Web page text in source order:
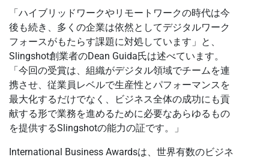
「ハイブリッドワークやリモートワークの時代は今
後も続き、多くの企業は依然としてデジタルワーク
フォースがもたらす課題に対処しています」と、
Slingshot創業者のDean Guida氏は述べています。
「今回の受賞は、組織がデジタル領域でチームを連
携させ、従業員レベルで生産性とパフォーマンスを
最大化するだけでなく、ビジネス全体の成功にも貢
献する形で業務を進めるために必要なあらゆるもの
を提供するSlingshotの能力の証です。」
International Business Awardsは、世界有数のビジネ